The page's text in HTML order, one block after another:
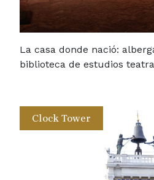
La casa donde nació:
biblioteca de estudios
Clock Tower